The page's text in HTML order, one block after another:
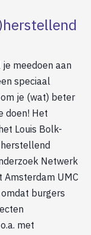
meedoen aan
speciaal
je (wat) beter
doen! Het
Louis Bolk-
Netwerk
Amsterdam UMC
burgers
met